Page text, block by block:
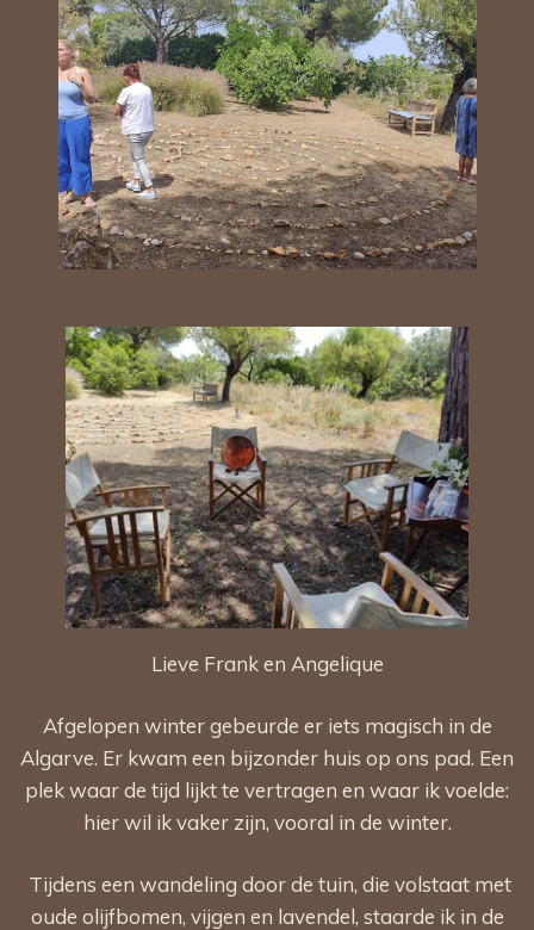
Lieve Frank en Angelique
Afgelopen winter gebeurde er iets magisch in de
Algarve. Er kwam een bijzonder huis op ons pad. Een
plek waar de tijd lijkt te vertragen en waar ik voelde:
hier wil ik vaker zijn, vooral in de winter.
Tijdens een wandeling door de tuin, die volstaat met
oude olijfbomen, vijgen en lavendel, staarde ik in de